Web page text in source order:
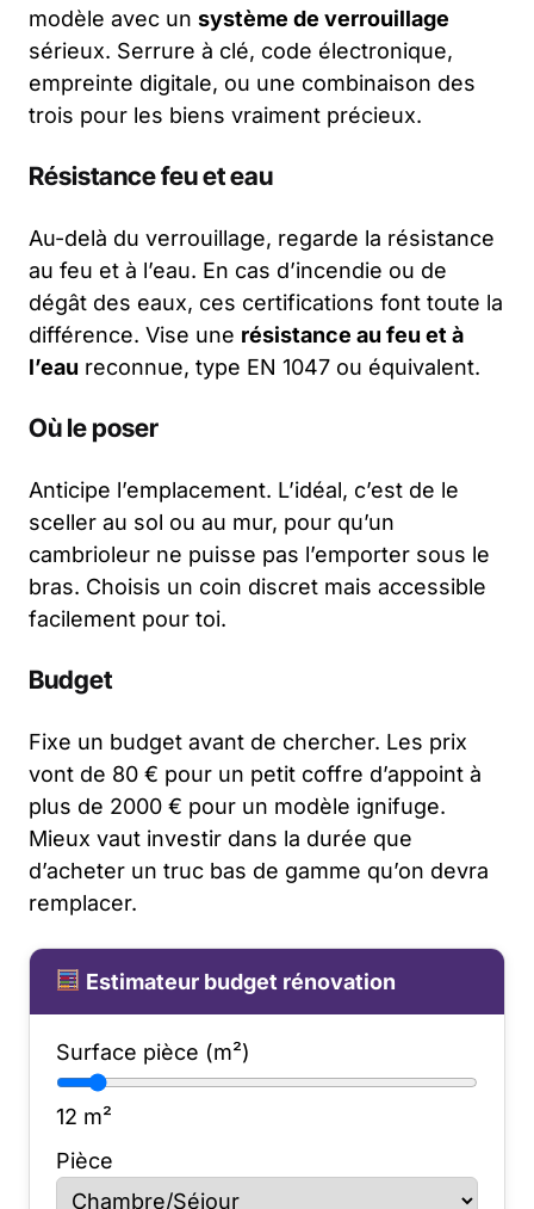
modèle avec un système de verrouillage
sérieux. Serrure à clé, code électronique,
empreinte digitale, ou une combinaison des
trois pour les biens vraiment précieux.
Résistance feu et eau
Au-delà du verrouillage, regarde la résistance
au feu et à l’eau. En cas d’incendie ou de
dégât des eaux, ces certifications font toute la
différence. Vise une résistance au feu et à
l’eau reconnue, type EN 1047 ou équivalent.
Où le poser
Anticipe l’emplacement. L’idéal, c’est de le
sceller au sol ou au mur, pour qu’un
cambrioleur ne puisse pas l’emporter sous le
bras. Choisis un coin discret mais accessible
facilement pour toi.
Budget
Fixe un budget avant de chercher. Les prix
vont de 80 € pour un petit coffre d’appoint à
plus de 2000 € pour un modèle ignifuge.
Mieux vaut investir dans la durée que
d’acheter un truc bas de gamme qu’on devra
remplacer.
Estimateur budget rénovation
Surface pièce (m²)
12 m²
Pièce